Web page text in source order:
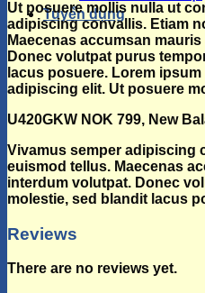
Tuyển dụng
Ut posuere mollis nulla ut
adipiscing convallis. Etiam
Maecenas accumsan
Donec volutpat purus
lacus posuere. Lorem
adipiscing elit. Ut posuere
U420GKW NOK 799, New
Vivamus semper adipiscing
euismod tellus. Maecenas
interdum volutpat. Donec
molestie, sed blandit lacus
Reviews
There are no reviews yet.